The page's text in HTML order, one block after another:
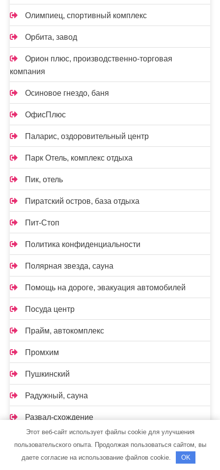
Олимпиец, спортивный комплекс
Орбита, завод
Орион плюс, производственно-торговая
компания
Осиновое гнездо, баня
ОфисПлюс
Паларис, оздоровительный центр
Парк Отель, комплекс отдыха
Пик, отель
Пиратский остров, база отдыха
Пит-Стоп
Политика конфиденциальности
Полярная звезда, сауна
Помощь на дороге, эвакуация автомобилей
Посуда центр
Прайм, автокомплекс
Промхим
Пушкинский
Радужный, сауна
Развал-схождение
Ремавто
Этот веб-сайт использует файлы cookie для улучшения
пользовательского опыта. Продолжая пользоваться сайтом, вы
даете согласие на использование файлов cookie.
OK